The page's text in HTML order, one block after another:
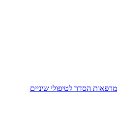
מרפאות הסדר לטיפולי שיניים